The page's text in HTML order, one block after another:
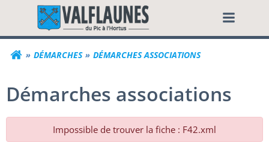
contenuCommune de
DÉMARCHES DÉMARCHES ASSOCIATIONS
Démarches associations
Impossible de trouver la fiche : F42.xml